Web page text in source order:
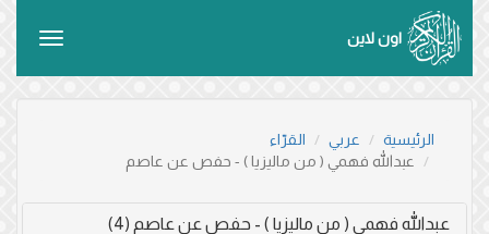
اون لاين
Toggle
الرئيسية عربي
القرّاء
عبدالله فهمي ( من ماليزيا ) - حفص عن عاصم
عبدالله فهمي ( من ماليزيا ) - حفص عن عاصم (4)